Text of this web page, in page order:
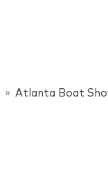
Atlanta Boat